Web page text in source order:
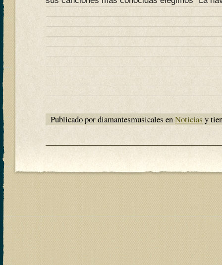
Publicado por diamantesmusicales enNoticias y